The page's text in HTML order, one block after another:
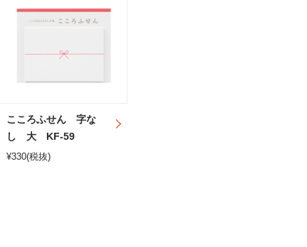
こころふせん 字な
し 大 KF-59
¥330(税抜)